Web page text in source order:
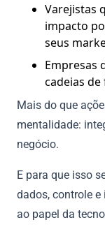
Varejistas
impacto
seus
Empresas
cadeias
Mais do que
mentalidade:
negócio.
E para que isso
dados, controle
ao papel da